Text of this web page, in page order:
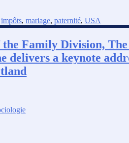
impôts, mariage, paternité, USA
the Family Division,
delivers a keynote